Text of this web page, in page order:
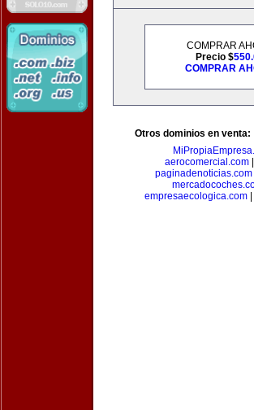
COMPRAR
Precio $
COMPRAR
Otros dominios en venta:
aerocomercial.com|
paginadenoticias.com|
empresaecologica.com|